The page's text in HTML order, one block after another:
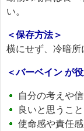
い。
＜保存方法＞
横にせず、冷暗所
＜バーベイン が
自分の考えや
良いと思うこ
使命感や責任